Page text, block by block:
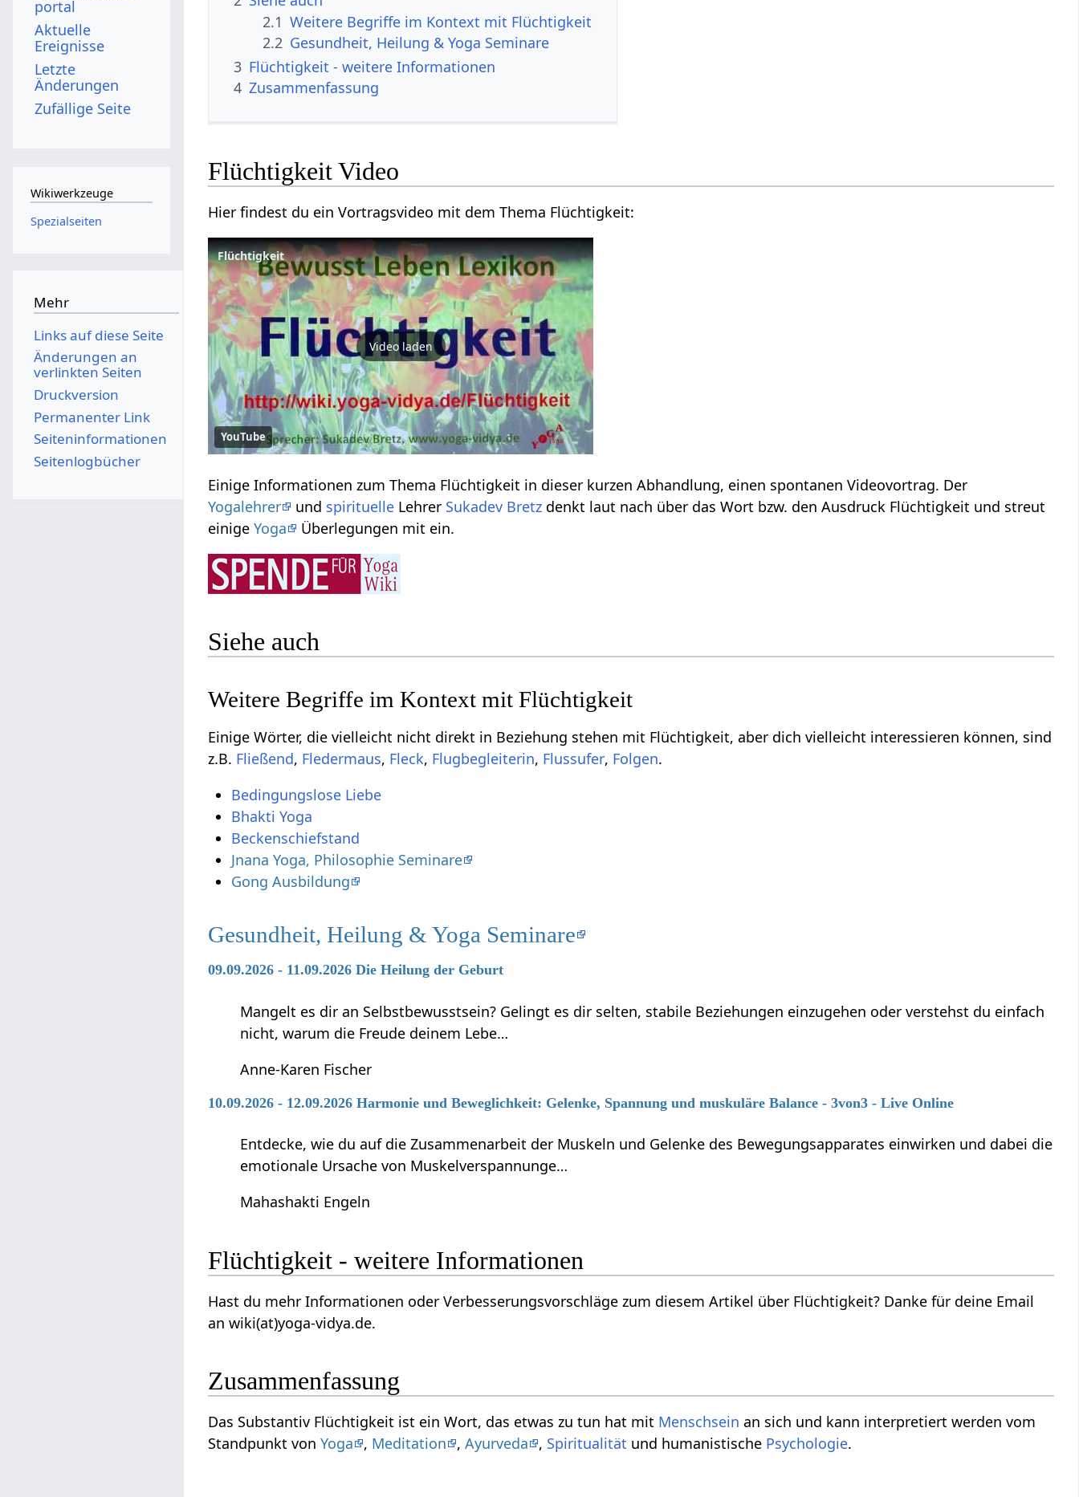
2.1
2.2 Gesundheit, Heilung & Yoga Seminare
3
Flüchtigkeit‏‎ - weitere Informationen
4 Zusammenfassung
Flüchtigkeit‏‎ Video
Hier findest du ein Vortragsvideo mit dem Thema Flüchtigkeit‏‎:
Flüchtigkeit‏‎
Video laden
YouTube
Einige Informationen zum Thema Flüchtigkeit‏‎ in dieser kurzen Abhandlung, einen spontanen Videovortrag. Der
Yogalehrer
und spirituelle Lehrer Sukadev Bretz denkt laut nach über das Wort bzw. den Ausdruck Flüchtigkeit‏‎ und streut
einigeYoga Überlegungen mit ein.
Siehe auch
Einige Wörter, die vielleicht nicht direkt in Beziehung stehen mit Flüchtigkeit‏‎, aber dich vielleicht interessieren können, sind
z.B.
, , , , ,
.
Bedingungslose Liebe
Bhakti Yoga
Beckenschiefstand
Jnana Yoga, Philosophie Seminare
Gong Ausbildung
Gesundheit, Heilung & Yoga Seminare
09.09.2026 - 11.09.2026 Die Heilung der Geburt
Mangelt es dir an Selbstbewusstsein? Gelingt es dir selten, stabile Beziehungen einzugehen oder verstehst du einfach
nicht, warum die Freude deinem Lebe…
Anne-Karen Fischer
10.09.2026 - 12.09.2026 Harmonie und Beweglichkeit: Gelenke, Spannung und muskuläre Balance - 3von3 - Live Online
Entdecke, wie du auf die Zusammenarbeit der Muskeln und Gelenke des Bewegungsapparates einwirken und dabei die
emotionale Ursache von Muskelverspannunge…
Mahashakti Engeln
Flüchtigkeit‏‎ - weitere Informationen
Hast du mehr Informationen oder Verbesserungsvorschläge zum diesem Artikel über Flüchtigkeit‏‎? Danke für deine Email
an wiki(at)yoga-vidya.de.
Zusammenfassung
Das Substantiv Flüchtigkeit‏‎ ist ein Wort, das etwas zu tun hat mit Menschsein an sich und kann interpretiert werden vom
Standpunkt vonYoga , Meditation ,Ayurveda , Spiritualität und humanistische Psychologie.
portal
Aktuelle
Ereignisse
Letzte
Änderungen
Zufällige Seite
Wikiwerkzeuge
Spezialseiten
Mehr
Links auf diese Seite
Änderungen an
verlinkten Seiten
Druckversion
Permanenter Link
Seiten­­informationen
Seitenlogbücher